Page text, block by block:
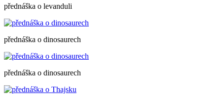
přednáška o levanduli
přednáška o dinosaurech
přednáška o dinosaurech